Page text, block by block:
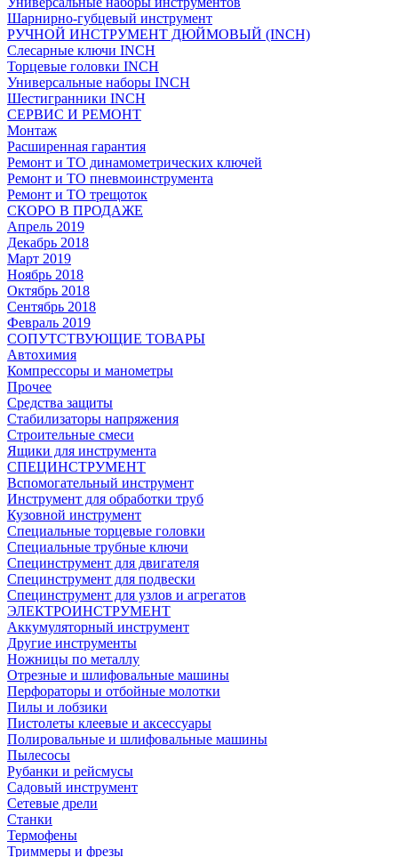
Шарнирно-губцевый инструмент
РУЧНОЙ ИНСТРУМЕНТ ДЮЙМОВЫЙ (INCH)
Слесарные ключи INCH
Торцевые головки INCH
Универсальные наборы INCH
Шестигранники INCH
СЕРВИС И РЕМОНТ
Монтаж
Расширенная гарантия
Ремонт и ТО динамометрических ключей
Ремонт и ТО пневмоинструмента
Ремонт и ТО трещоток
СКОРО В ПРОДАЖЕ
Апрель 2019
Декабрь 2018
Март 2019
Ноябрь 2018
Октябрь 2018
Сентябрь 2018
Февраль 2019
СОПУТСТВУЮЩИЕ ТОВАРЫ
Автохимия
Компрессоры и манометры
Прочее
Средства защиты
Стабилизаторы напряжения
Строительные смеси
Ящики для инструмента
СПЕЦИНСТРУМЕНТ
Вспомогательный инструмент
Инструмент для обработки труб
Кузовной инструмент
Специальные торцевые головки
Специальные трубные ключи
Специнструмент для двигателя
Специнструмент для подвески
Специнструмент для узлов и агрегатов
ЭЛЕКТРОИНСТРУМЕНТ
Аккумуляторный инструмент
Другие инструменты
Ножницы по металлу
Отрезные и шлифовальные машины
Перфораторы и отбойные молотки
Пилы и лобзики
Пистолеты клеевые и аксессуары
Полировальные и шлифовальные машины
Пылесосы
Рубанки и рейсмусы
Садовый инструмент
Сетевые дрели
Станки
Термофены
Триммеры и фрезы